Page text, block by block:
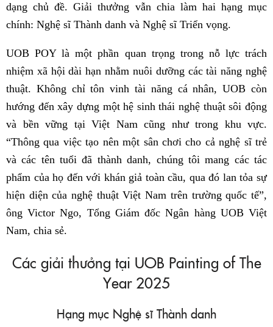
dạng chủ đề. Giải thưởng vẫn chia làm hai hạng mục
chính: Nghệ sĩ Thành danh và Nghệ sĩ Triển vọng.
UOB POY là một phần quan trọng trong nỗ lực trách
nhiệm xã hội dài hạn nhằm nuôi dưỡng các tài năng nghệ
thuật. Không chỉ tôn vinh tài năng cá nhân, UOB còn
hướng đến xây dựng một hệ sinh thái nghệ thuật sôi động
và bền vững tại Việt Nam cũng như trong khu vực.
“Thông qua việc tạo nên một sân chơi cho cả nghệ sĩ trẻ
và các tên tuổi đã thành danh, chúng tôi mang các tác
phẩm của họ đến với khán giả toàn cầu, qua đó lan tỏa sự
hiện diện của nghệ thuật Việt Nam trên trường quốc tế”,
ông Victor Ngo, Tổng Giám đốc Ngân hàng UOB Việt
Nam, chia sẻ.
Các giải thưởng tại UOB Painting of The
Year 2025
Hạng mục Nghệ sĩ Thành danh